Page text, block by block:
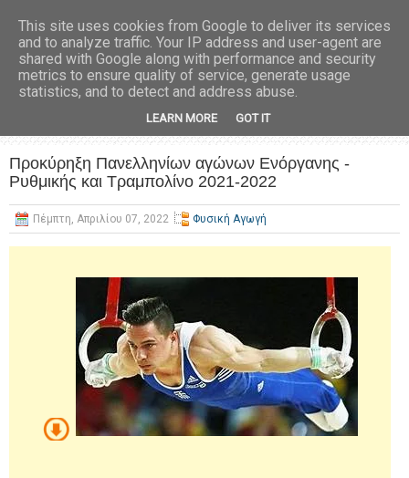
Προκύρηξη Πανελληνίων αγώνων Ενόργανης -
Ρυθμικής και Τραμπολίνο 2021-2022
Πέμπτη, Απριλίου 07, 2022 Φυσική Αγωγή
This site uses cookies from Google to deliver its services
and to analyze traffic. Your IP address and user-agent are
shared with Google along with performance and security
metrics to ensure quality of service, generate usage
statistics, and to detect and address abuse.
LEARN MORE GOT IT